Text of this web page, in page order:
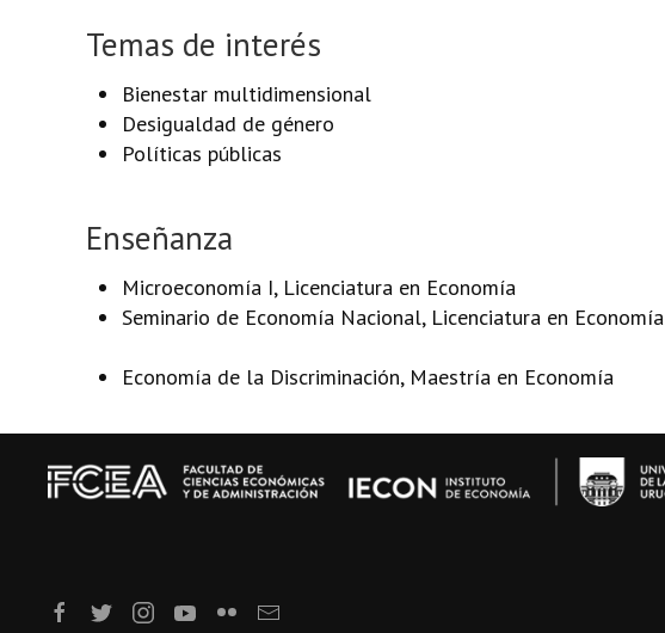
Temas de interés
Bienestar multidimensional
Desigualdad de género
Políticas públicas
Enseñanza
Microeconomía I, Licenciatura en Economía
Seminario de Economía Nacional, Licenciatura en Economía
Economía de la Discriminación, Maestría en Economía